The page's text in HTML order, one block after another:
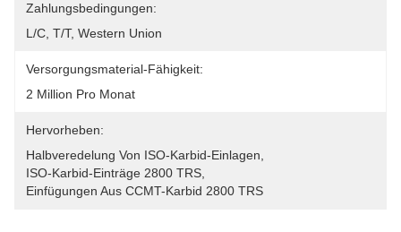
Zahlungsbedingungen:
L/C, T/T, Western Union
Versorgungsmaterial-Fähigkeit:
2 Million Pro Monat
Hervorheben:
Halbveredelung Von ISO-Karbid-Einlagen
ISO-Karbid-Einträge 2800 TRS
Einfügungen Aus CCMT-Karbid 2800 TRS